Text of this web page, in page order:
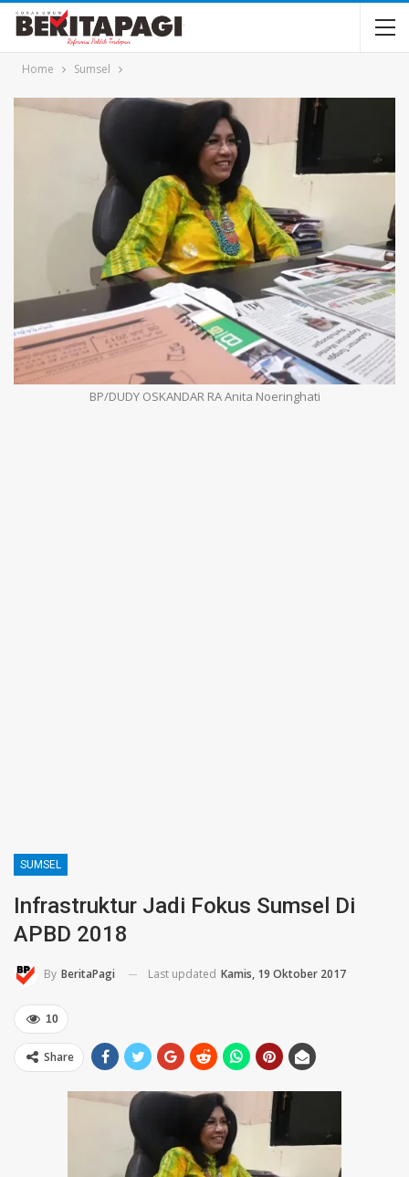
Home Sumsel
BP/DUDY OSKANDAR RA Anita Noeringhati
SUMSEL
Infrastruktur Jadi Fokus Sumsel Di
APBD 2018
By BeritaPagi Last updated Kamis, 19 Oktober 2017
10
Share